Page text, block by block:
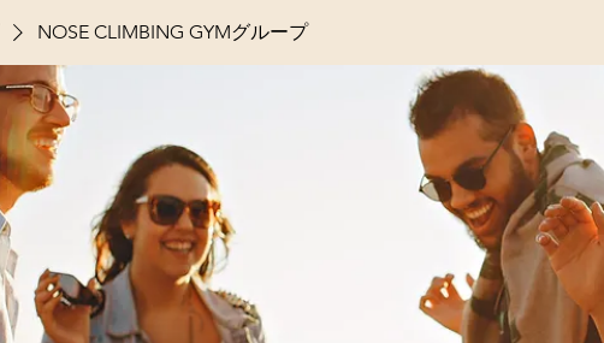
NOSE CLIMBING GYMグループ